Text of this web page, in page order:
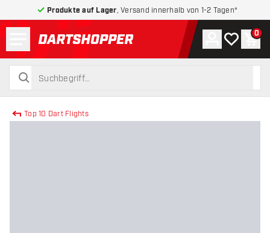
Produkte auf Lager , Versand innerhalb von 1-2 Tagen*
zurück zur Startseite
suchen
suchen
Konto
Meine 0
Top 10 Dart Flights